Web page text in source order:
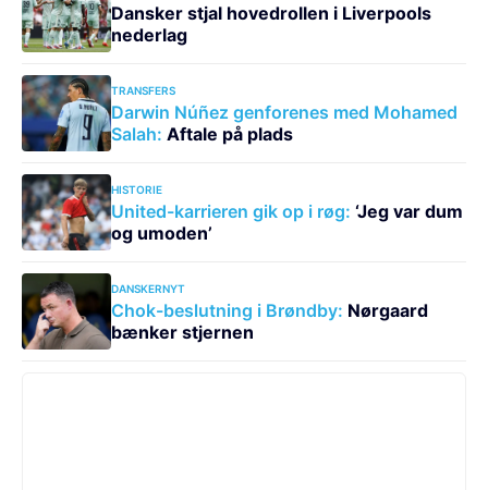
Dansker stjal hovedrollen i Liverpools
nederlag
TRANSFERS
Darwin Núñez genforenes med Mohamed
Salah: Aftale på plads
HISTORIE
United-karrieren gik op i røg: ‘Jeg var dum
og umoden’
DANSKERNYT
Chok-beslutning i Brøndby: Nørgaard
bænker stjernen